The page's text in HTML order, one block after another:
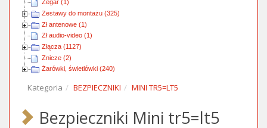
Zegar (1)
Zestawy do montażu (325)
Zł antenowe (1)
Zł audio-video (1)
Złącza (1127)
Znicze (2)
Żarówki, świetlówki (240)
Kategoria BEZPIECZNIKI MINI TR5=LT5
Bezpieczniki Mini tr5=lt5